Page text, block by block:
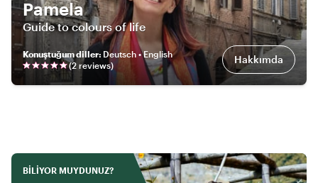
Pamela
Guide to colours of life
Konuştuğum diller: Deutsch • English
(2 reviews) Hakkımda
BILIYOR MUYDUNUZ?